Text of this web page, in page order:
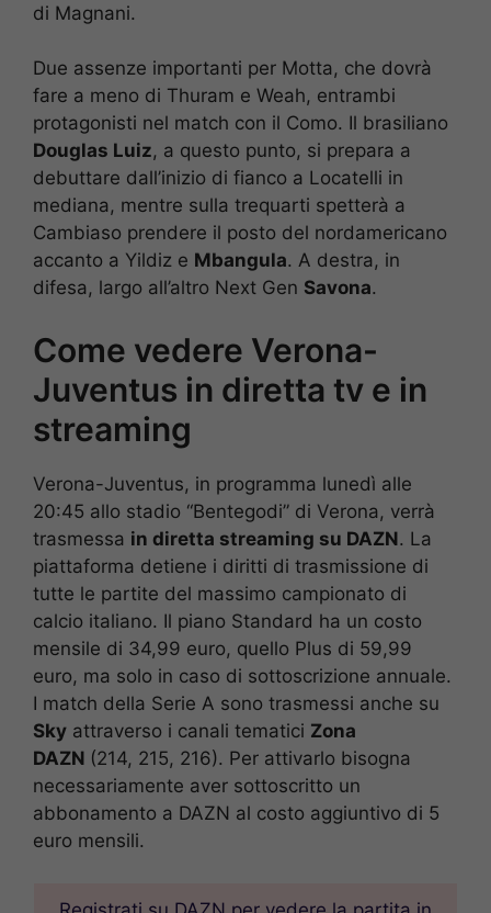
di Magnani.
Due assenze importanti per Motta, che dovrà
fare a meno di Thuram e Weah, entrambi
protagonisti nel match con il Como. Il brasiliano
Douglas Luiz, a questo punto, si prepara a
debuttare dall’inizio di fianco a Locatelli in
mediana, mentre sulla trequarti spetterà a
Cambiaso prendere il posto del nordamericano
accanto a Yildiz e Mbangula. A destra, in
difesa, largo all’altro Next Gen Savona.
Come vedere Verona-
Juventus in diretta tv e in
streaming
Verona-Juventus, in programma lunedì alle
20:45 allo stadio “Bentegodi” di Verona, verrà
trasmessa in diretta streaming su DAZN. La
piattaforma detiene i diritti di trasmissione di
tutte le partite del massimo campionato di
calcio italiano. Il piano Standard ha un costo
mensile di 34,99 euro, quello Plus di 59,99
euro, ma solo in caso di sottoscrizione annuale.
I match della Serie A sono trasmessi anche su
Sky attraverso i canali tematici Zona
DAZN (214, 215, 216). Per attivarlo bisogna
necessariamente aver sottoscritto un
abbonamento a DAZN al costo aggiuntivo di 5
euro mensili.